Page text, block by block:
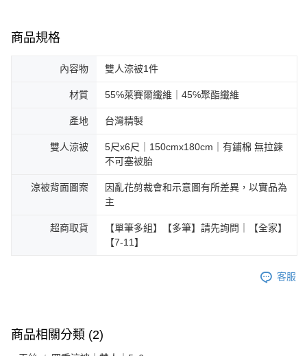
商品規格
內容物 雙人涼被1件
材質 55℅萊賽爾纖維｜45℅聚酯纖維
產地 台灣精製
雙人涼被
5尺x6尺｜150cmx180cm｜有鋪棉 無拉鍊
不可塞被胎
涼被背面圖案
因亂花剪裁會和示意圖有所差異，以實品為
主
超商取貨
【單筆多組】【多筆】請先詢問｜【全家】
【7-11】
客服
商品相關分類 (2)